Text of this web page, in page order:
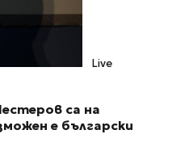
Live
са на
е български